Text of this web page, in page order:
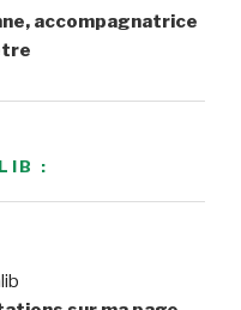
accompagnatrice
: